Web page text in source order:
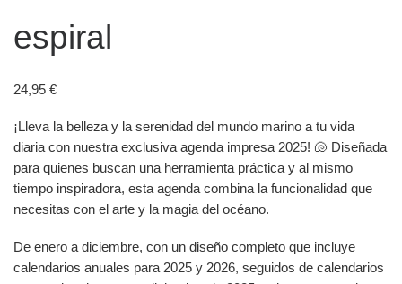
espiral
24,95 €
¡Lleva la belleza y la serenidad del mundo marino a tu vida
diaria con nuestra exclusiva agenda impresa 2025! 🐚 Diseñada
para quienes buscan una herramienta práctica y al mismo
tiempo inspiradora, esta agenda combina la funcionalidad que
necesitas con el arte y la magia del océano.
De enero a diciembre, con un diseño completo que incluye
calendarios anuales para 2025 y 2026, seguidos de calendarios